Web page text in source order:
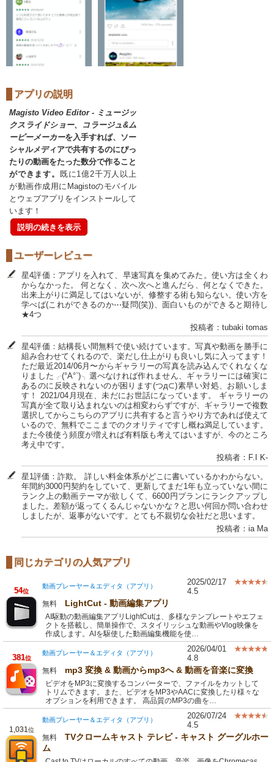
アプリの説明
Magisto Video Editor - ミュージッ
クスライドショー、コラージュ&ム
ービーメーカーを入手すれば、ソー
シャルメディアで共有するのにぴっ
たりの動画をたった数分で作ること
ができます。 既に1億2千万人以上
が動画作成用にMagistoのモバイル
とウェブアプリをインストールして
います！
説明の続きを表示
ユーザーレビュー
星4評価：アプリを入れて、早速写真を集めてみた。使い方は全くわ
からなかった。 何となく、次へ次へと進んだら、何となくできた。
出来上がりに満足してはいないが、修整する術も知らない。使い方を
学べば(これができるのか⋯疑問(笑))、面白いものができると期待し
★4つ
投稿者：tubaki tomas
星4評価：結構長い間無料で使い続けています。写真や動画を勝手に
組み合わせてくれるので、楽だし仕上がりも良いし気に入ってます！
ただ最近2014/06月〜からギャラリーの写真を読み込んでくれなくな
りました╭(°A°`)╮選べなければ作れません、ギャラリーには確実に
あるのに反映されないのが困ります(つд⊂)素早い対処、お願いしま
す！ 2021/04月現在、未だにお世話になっています。 ギャラリーの
写真が全て取り込まれないのは相変わらずですが、ギャラリーで複数
選択してからこちらのアプリに共有すると言うやり方であれば使えて
いるので、無料でここまでのクオリティですし概ね満足しています。
また今後使う頻度が増えれば有料版も考えてはいますが、今のところ
考え中です。
投稿者：F.I K-
星1評価：詐欺。 詳しい料金体系がどこに書いているかわからない。
年間約3000円契約をしていて、更新してまだ1年も立っていない間に
ランク上の動画テーマが欲しくて、6600円プランにランクアップし
ました。差額が返ってくるんじゃないかな？と思い何回か問い合わせ
しましたが、返事がないです。とても不親切な会社だと思います。
投稿者：ia Ma
同じカテゴリの人気アプリ
54位
動画プレーヤー＆エディタ（アプリ）
2025/02/17
4.5
無料 LightCut - 動画編集アプリ
AI駆動の動画編集アプリLightCutは、多様なテンプレートやエフェ
クトを搭載し、簡単操作で、スタイリッシュな動画やVlog映像を
作成します。AIを駆使した動画編集機能を使…
381位
動画プレーヤー＆エディタ（アプリ）
2026/04/01
4.8
無料 mp3 変換 & 動画からmp3へ & 動画を音楽に変換
ビデオをMP3に変換するコンバーターで、ファイルをカットして
トリムできます。また、ビデオをMP3やAACに変換したり様々な
オプションを利用できます。 高品質のMP3の曲を…
1,031位
動画プレーヤー＆エディタ（アプリ）
2026/07/24
4.5
無料
TVクロームキャスト テレビ - キャスト グーグルホー
ム